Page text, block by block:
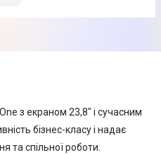
з екраном 23,8" і сучасним
бізнес-класу і надає
та спільної роботи.